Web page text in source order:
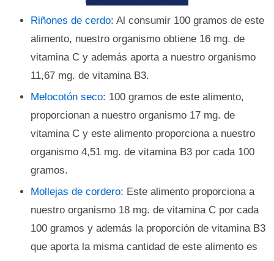
Riñones de cerdo: Al consumir 100 gramos de este
alimento, nuestro organismo obtiene 16 mg. de
vitamina C y además aporta a nuestro organismo
11,67 mg. de vitamina B3.
Melocotón seco: 100 gramos de este alimento,
proporcionan a nuestro organismo 17 mg. de
vitamina C y este alimento proporciona a nuestro
organismo 4,51 mg. de vitamina B3 por cada 100
gramos.
Mollejas de cordero: Este alimento proporciona a
nuestro organismo 18 mg. de vitamina C por cada
100 gramos y además la proporción de vitamina B3
que aporta la misma cantidad de este alimento es